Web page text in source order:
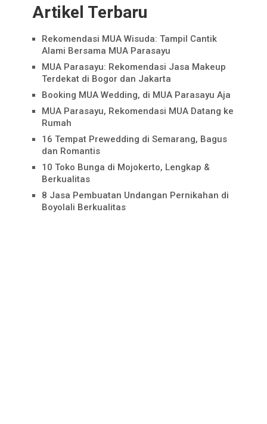
Artikel Terbaru
Rekomendasi MUA Wisuda: Tampil Cantik
Alami Bersama MUA Parasayu
MUA Parasayu: Rekomendasi Jasa Makeup
Terdekat di Bogor dan Jakarta
Booking MUA Wedding, di MUA Parasayu Aja
MUA Parasayu, Rekomendasi MUA Datang ke
Rumah
16 Tempat Prewedding di Semarang, Bagus
dan Romantis
10 Toko Bunga di Mojokerto, Lengkap &
Berkualitas
8 Jasa Pembuatan Undangan Pernikahan di
Boyolali Berkualitas